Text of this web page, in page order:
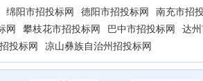
绵阳市招投标网 德阳市招投标网 南充市招
网 攀枝花市招投标网 巴中市招投标网 达州
投标网 凉山彝族自治州招投标网